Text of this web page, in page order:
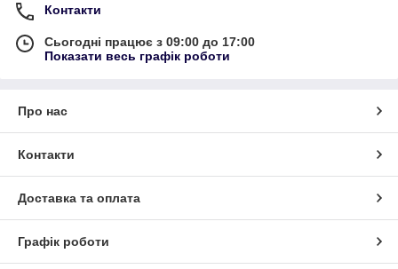
Контакти
Сьогодні працює з 09:00 до 17:00
Показати весь графік роботи
Про нас
Контакти
Доставка та оплата
Графік роботи